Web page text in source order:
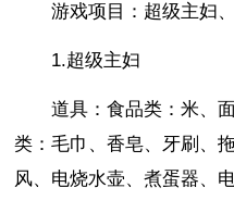
游戏项目：超级主妇
1.超级主妇
道具：食品类：米、
类：毛巾、香皂、牙刷、
风、电烧水壶、煮蛋器、